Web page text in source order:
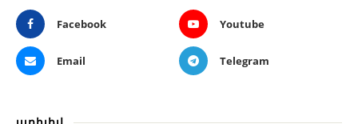
Facebook Youtube
Email Telegram